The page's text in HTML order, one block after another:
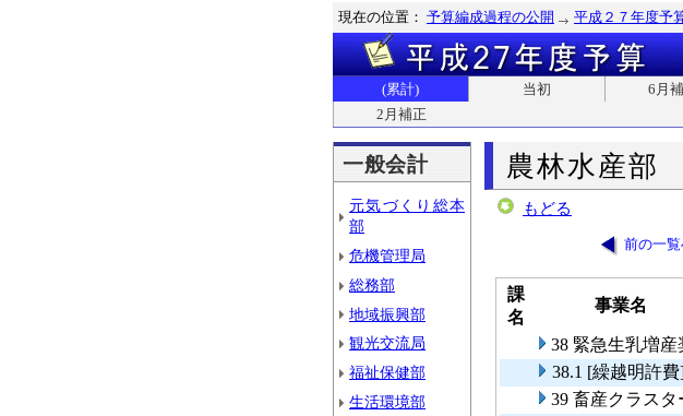
現在の位置： 予算編成過程の公開 平成２７年度予
(累計) 当初 6月
2月補正
一般会計
元気づくり総本
部
危機管理局
総務部
地域振興部
観光交流局
福祉保健部
生活環境部
農林水産部
もどる
前の一覧
課
名
事業名
38 緊急生乳増産
38.1 [繰越明許
39 畜産クラスタ